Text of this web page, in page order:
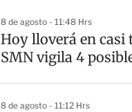
8 de agosto - 11:48 Hrs
Hoy lloverá en casi
SMN vigila 4
8 de agosto - 11:12 Hrs